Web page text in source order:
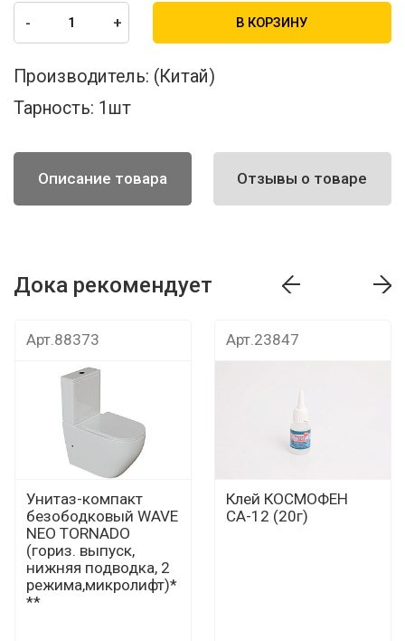
- + В КОРЗИНУ
Производитель: (Китай)
Тарность: 1шт
Описание товара Отзывы о товаре
Дока рекомендует
Арт.88373
Унитаз-компакт
безободковый WAVE
NEO TORNADO
(гориз. выпуск,
нижняя подводка, 2
режима,микролифт)*
**
Арт.23847
Клей КОСМОФЕН
СА-12 (20г)
Дока рекомендует Дока